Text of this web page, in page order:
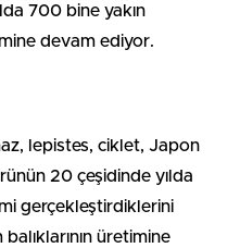
700 bine yakın
devam ediyor.
lepistes, ciklet, Japon
20 çeşidinde yılda
gerçekleştirdiklerini
üretimine